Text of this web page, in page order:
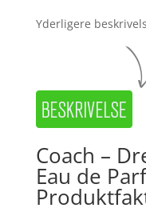
Yderligere
Coach –
Eau de